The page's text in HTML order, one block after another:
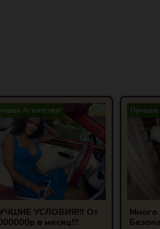
Агентство!
УСЛОВИЯ!!! От
в месяц!!!
Лучшее
Много